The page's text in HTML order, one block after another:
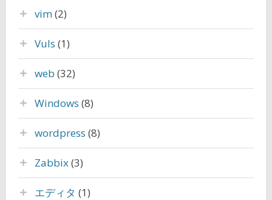
vim(2)
Vuls (1)
web (32)
Windows (8)
wordpress (8)
Zabbix(3)
エディタ (1)